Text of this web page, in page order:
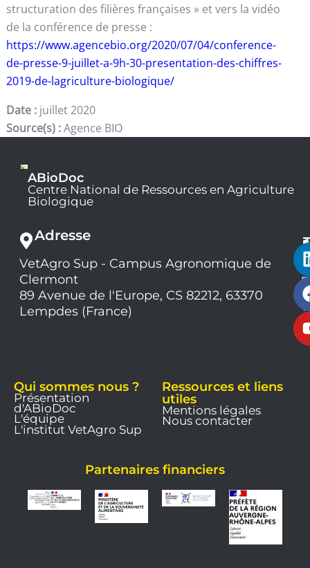
structuration des filières françaises » et vers la vidéo
de la conférence de presse :
https://www.agencebio.org/2020/07/04/conference-
de-presse-9-juillet-a-9h-30-presentation-des-chiffres-
2019-de-lagriculture-biologique/
Date : juillet 2020
Source(s) :Agence BIO
ABioDoc
Centre National de Ressources en Agriculture
Biologique
Adresse
VetAgro Sup - Campus Agronomique de
Clermont
89 Avenue de l'Europe, CS 82212, 63370
Lempdes (France)
Qui sommes nous ?
Présentation
d'ABioDoc
L'équipe
L'institut VetAgro Sup
Ressources et liens
utiles
Mentions légales
Nous contacter
Partenaires financiers